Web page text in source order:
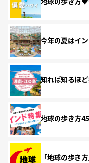
今年の夏はイ
知れば知るほ
地球の歩き方
「地球の歩き